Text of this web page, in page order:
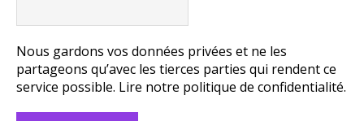
Nous gardons vos données privées et ne les
partageons qu’avec les tierces parties qui rendent ce
service possible. Lire notre politique de confidentialité.